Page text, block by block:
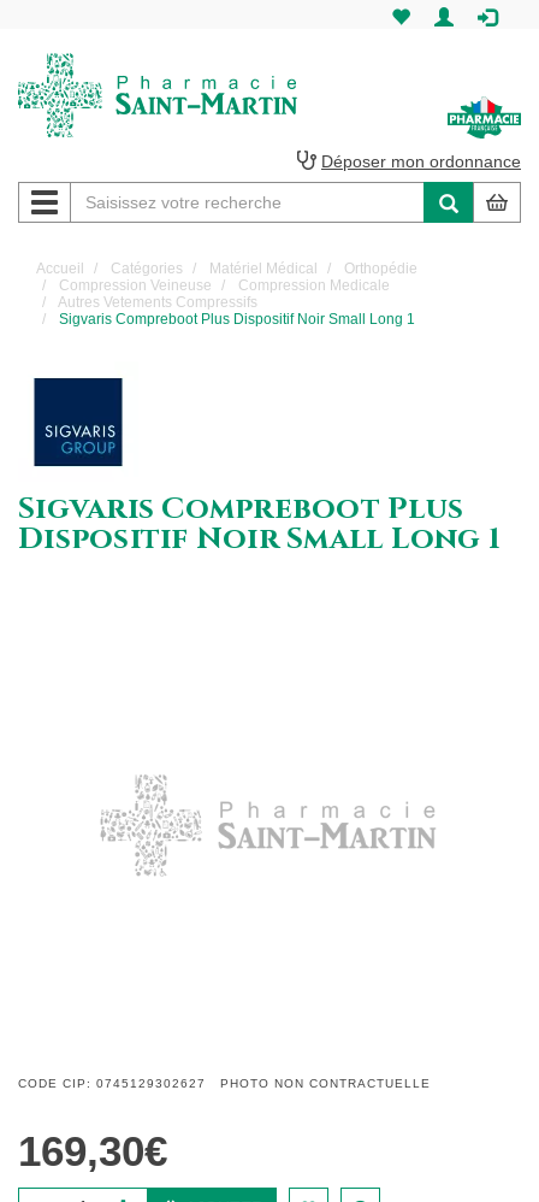
Martin
Pharmacie
Saint-
Martin
Déposer mon ordonnance
Navigation
Accueil Catégories Matériel Médical
Orthopédie
Compression Veineuse
Compression Medicale
Autres Vetements Compressifs
Sigvaris Compreboot Plus Dispositif Noir Small Long 1
Sigvaris Compreboot Plus
Dispositif Noir Small Long 1
CODE CIP: 0745129302627 PHOTO NON CONTRACTUELLE
169,30€